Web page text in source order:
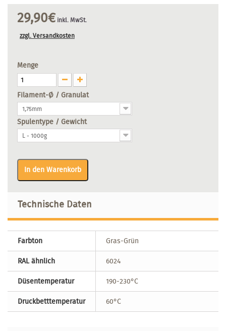
29,90€ inkl. MwSt.
zzgl. Versandkosten
Menge
Filament-Ø / Granulat
1,75mm
Spulentype / Gewicht
L - 1000g
In den Warenkorb
Technische Daten
Farbton
Gras-Grün
RAL ähnlich
6024
Düsentemperatur
190-230°C
Druckbetttemperatur
60°C